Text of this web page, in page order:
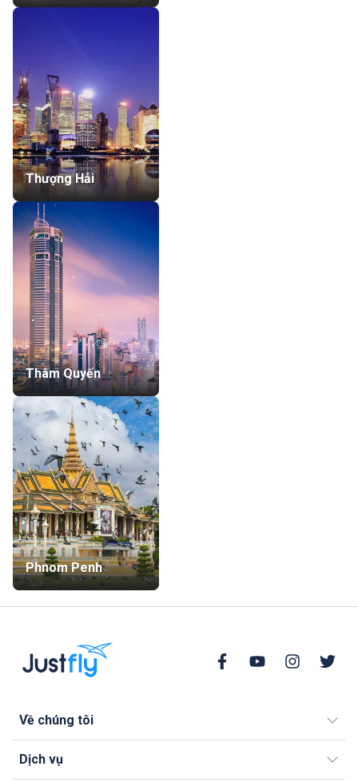
Thượng Hải
Thâm Quyến
Phnom Penh
Về chúng tôi
Dịch vụ